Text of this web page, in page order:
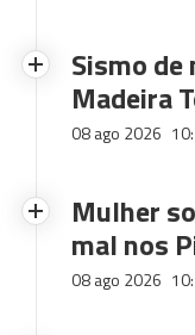
Sismo de
Madeira
08 ago 2026
Mulher
mal nos
08 ago 2026